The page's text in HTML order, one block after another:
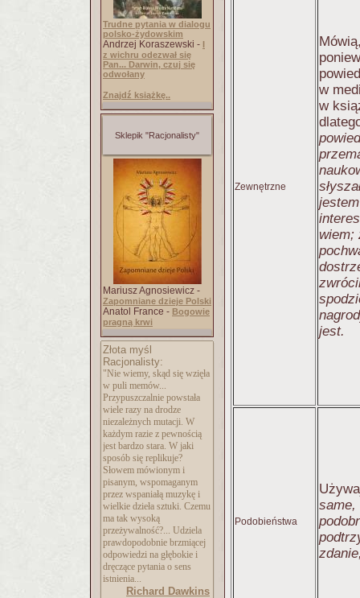
Trudne pytania w dialogu
polsko-żydowskim
Andrzej Koraszewski - I
z wichru odezwał się
Pan... Darwin, czuj się
odwołany
Znajdź książkę..
Sklepik "Racjonalisty"
Mariusz Agnosiewicz -
Zapomniane dzieje Polski
Anatol France - Bogowie
pragną krwi
Złota myśl
Racjonalisty:
"Nie wiemy, skąd się wzięła
w puli memów...
Przypuszczalnie powstała
wiele razy na drodze
niezależnych mutacji. W
każdym razie z pewnością
jest bardzo stara. W jaki
sposób się replikuje?
Słowem mówionym i
pisanym, wspomaganym
przez wspaniałą muzykę i
wielkie dzieła sztuki. Czemu
ma tak wysoką
przeżywalność?... Udziela
prawdopodobnie brzmiącej
odpowiedzi na głębokie i
dręczące pytania o sens
istnienia...
Richard Dawkins
Zewnętrzne
w
w
wiem;
jest.
Podobieństwa
same,